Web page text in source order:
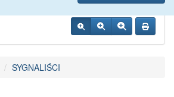
SYGNALIŚCI